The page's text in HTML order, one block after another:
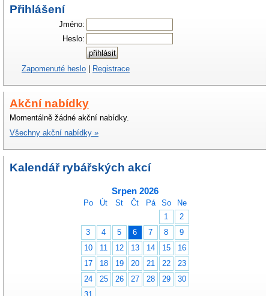
Přihlášení
Jméno:
Heslo:
Zapomenuté heslo Registrace
Akční nabídky
Momentálně žádné akční nabídky.
Všechny akční nabídky »
Kalendář rybářských akcí
Srpen 2026
Po Út St Čt Pá So
Ne
1
2
3
4 5 6 7 8
9
10
11 12 13 14 15
16
17
18 19 20 21 22
23
24
25 26 27 28 29
30